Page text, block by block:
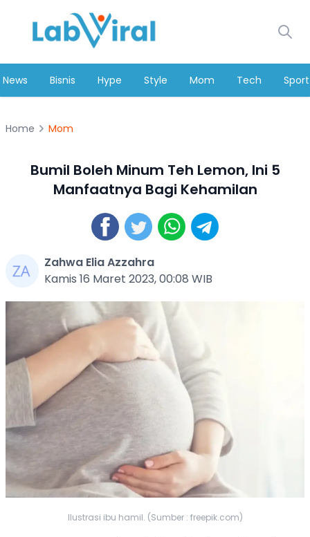
News Bisnis Hype Style Mom Tech Sport
Home Mom
Bumil Boleh Minum Teh Lemon, Ini 5
Manfaatnya Bagi Kehamilan
Zahwa Elia Azzahra
Kamis 16 Maret 2023, 00:08 WIB
Ilustrasi ibu hamil. (Sumber : freepik.com)